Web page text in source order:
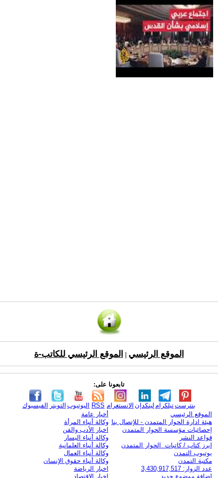
الموقع الرئيسي الموقع الرئيسي للكاتب-ة
تابعونا على:
الفيسبوك التويتر اليوتيوب RSS الانستغرام لينكدإن تيلكرامبنترست
الموقع الرئيسي
هيئة ادارة الحوار المتمدن - للإتصال بنا
إحصائيات مؤسسة الحوار المتمدن
قواعد النشر
ابرز كتاب / كاتبات الحوار المتمدن
يوتيوب التمدن
مكتبة التمدن
عدد الزوار: 3,430,917,517
اضافة موضوع جديد
أخبار عامة
وكالة أنباء المرأة
اخبار الأدب والفن
وكالة أنباء اليسار
وكالة أنباء العلمانية
وكالة أنباء العمال
وكالة أنباء حقوق الإنسان
اخبار الرياضة
اخبار الاقتصاد